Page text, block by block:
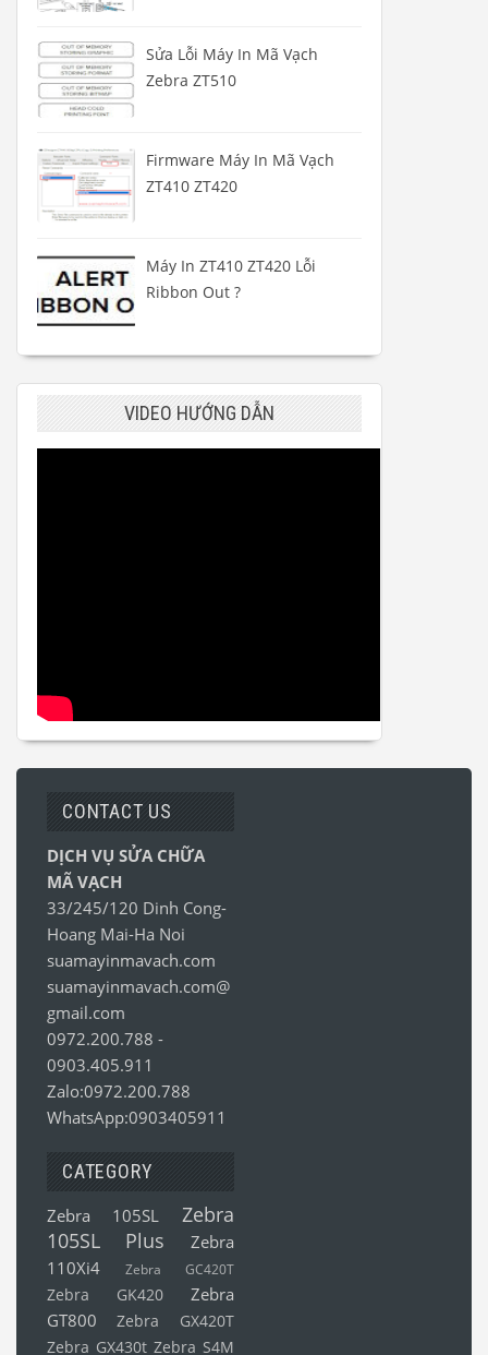
Sửa Lỗi Máy In Mã Vạch
Zebra ZT510
Firmware Máy In Mã Vạch
ZT410 ZT420
Máy In ZT410 ZT420 Lỗi
Ribbon Out ?
VIDEO HƯỚNG DẪN
CONTACT US
DỊCH VỤ SỬA CHỮA
MÃ VẠCH
33/245/120 Dinh Cong-
Hoang Mai-Ha Noi
suamayinmavach.com
suamayinmavach.com@
gmail.com
0972.200.788 -
0903.405.911
Zalo:0972.200.788
WhatsApp:0903405911
CATEGORY
Zebra 105SL
Zebra
105SL Plus
Zebra
110Xi4
Zebra GC420T
Zebra GK420
Zebra
GT800
Zebra GX420T
Zebra GX430t Zebra S4M